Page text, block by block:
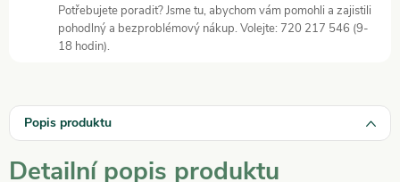
Potřebujete poradit? Jsme tu, abychom vám pomohli a zajistili
pohodlný a bezproblémový nákup. Volejte: 720 217 546 (9-
18 hodin).
Popis produktu
Detailní popis produktu